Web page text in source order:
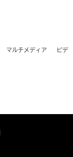
マルチメディア ビデ